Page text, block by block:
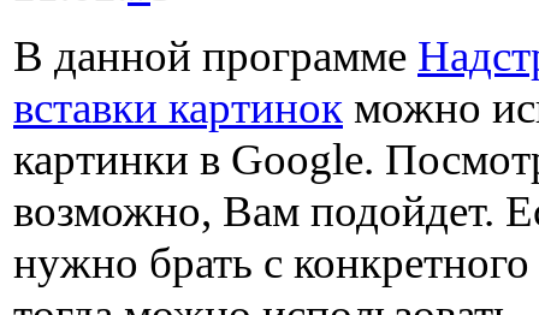
В данной программе
вставки картинок можно
картинки в Google.
возможно, Вам подойдет.
нужно брать с конкретного